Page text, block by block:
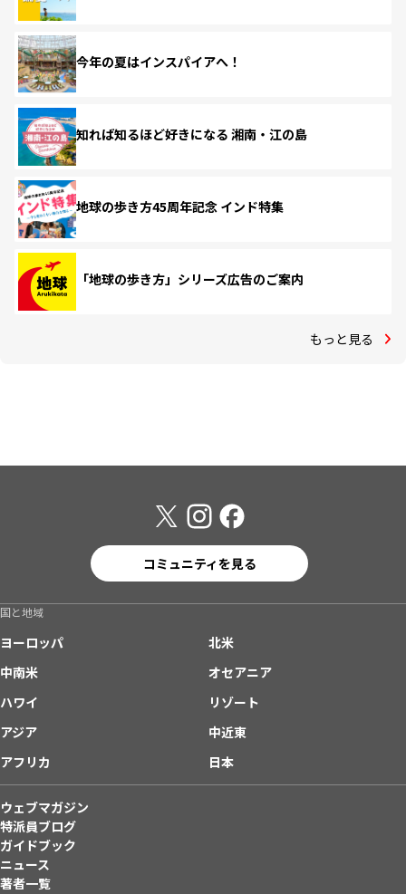
今年の夏はインスパイアへ！
知れば知るほど好きになる 湘南・江の島
地球の歩き方45周年記念 インド特集
「地球の歩き方」シリーズ広告のご案内
もっと見る
コミュニティを見る
国と地域
ヨーロッパ
北米
中南米
オセアニア
ハワイ
リゾート
アジア
中近東
アフリカ
日本
ウェブマガジン
特派員ブログ
ガイドブック
ニュース
著者一覧